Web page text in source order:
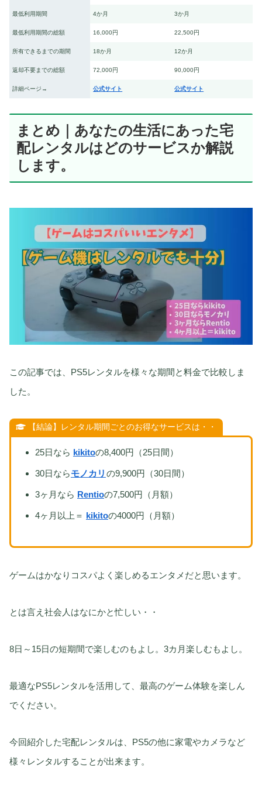
最低利用期間 4か月 3か月
最低利用期間の総額 16,000円 22,500円
所有できるまでの期間 18か月 12か月
返却不要までの総額 72,000円 90,000円
詳細ページ→ 公式サイト 公式サイト
まとめ｜あなたの生活にあった宅
配レンタルはどのサービスか解説
します。
この記事では、PS5レンタルを様々な期間と料金で比較しま
した。
【結論】レンタル期間ごとのお得なサービスは・・
25日なら kikitoの8,400円（25日間）
30日ならモノカリ の9,900円（30日間）
3ヶ月なら Rentioの7,500円（月額）
4ヶ月以上＝ kikitoの4000円（月額）
ゲームはかなりコスパよく楽しめるエンタメだと思います。
とは言え社会人はなにかと忙しい・・
8日～15日の短期間で楽しむのもよし。3カ月楽しむもよし。
最適なPS5レンタルを活用して、最高のゲーム体験を楽しん
でください。
今回紹介した宅配レンタルは、PS5の他に家電やカメラなど
様々レンタルすることが出来ます。